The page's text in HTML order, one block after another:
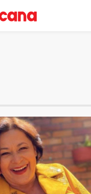
principal